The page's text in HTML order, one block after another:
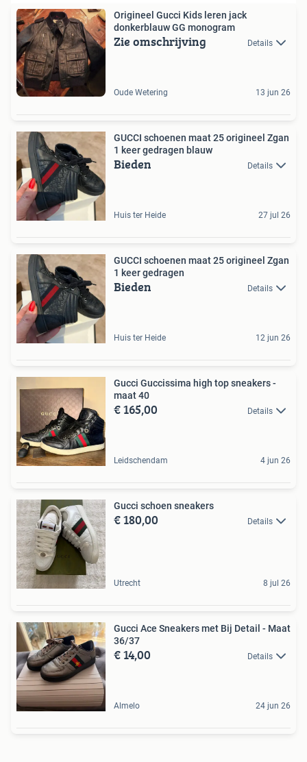
Origineel Gucci Kids leren jack
donkerblauw GG monogram
Zie omschrijving Details
Oude Wetering 13 jun 26
GUCCI schoenen maat 25 origineel Zgan
1 keer gedragen blauw
Bieden Details
Huis ter Heide 27 jul 26
GUCCI schoenen maat 25 origineel Zgan
1 keer gedragen
Bieden Details
Huis ter Heide 12 jun 26
Gucci Guccissima high top sneakers -
maat 40
€ 165,00 Details
Leidschendam 4 jun 26
Gucci schoen sneakers
€ 180,00 Details
Utrecht 8 jul 26
Gucci Ace Sneakers met Bij Detail - Maat
36/37
€ 14,00 Details
Almelo 24 jun 26